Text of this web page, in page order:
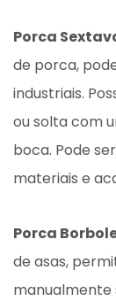
Porca
de porca,
industriais.
ou solta com
boca. Pode
materiais e
Porca
de asas,
manualmente